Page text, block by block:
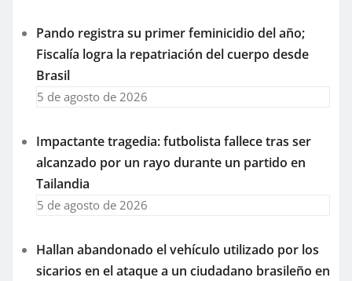
Pando registra su primer feminicidio del año;
Fiscalía logra la repatriación del cuerpo desde
Brasil
5 de agosto de 2026
Impactante tragedia: futbolista fallece tras ser
alcanzado por un rayo durante un partido en
Tailandia
5 de agosto de 2026
Hallan abandonado el vehículo utilizado por los
sicarios en el ataque a un ciudadano brasileño en